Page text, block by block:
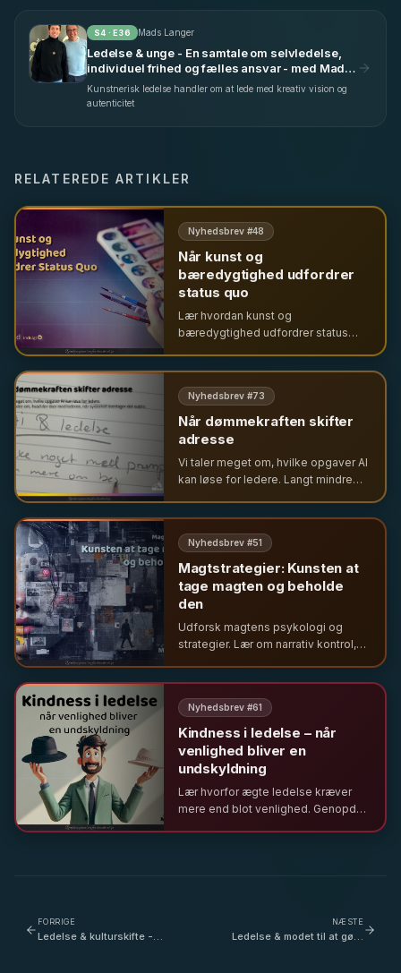
S4 · E36 Mads Langer
Ledelse & unge - En samtale om selvledelse,
individuel frihed og fælles ansvar - med Mads
Langer (S4 E36)
Kunstnerisk ledelse handler om at lede med kreativ vision og
autenticitet
RELATEREDE ARTIKLER
Nyhedsbrev #48
Når kunst og
bæredygtighed udfordrer
status quo
Lær hvordan kunst og
bæredygtighed udfordrer status
betydningen af et ægte
menneskesyn i organisationer.
Nyhedsbrev #73
Når dømmekraften skifter
adresse
Vi taler meget om, hvilke opgaver AI
kan løse for ledere. Langt mindre
Nyhedsbrev #51
Magtstrategier: Kunsten at
tage magten og beholde
den
Udforsk magtens psykologi og
strategier. Lær om narrativ kontrol,
Nyhedsbrev #61
Kindness i ledelse – når
venlighed bliver en
undskyldning
Lær hvorfor ægte ledelse kræver
mere end blot venlighed. Genopdag
ledelse.
FORRIGE
Ledelse & kulturskifte -
NÆSTE
Ledelse & modet til at gøre